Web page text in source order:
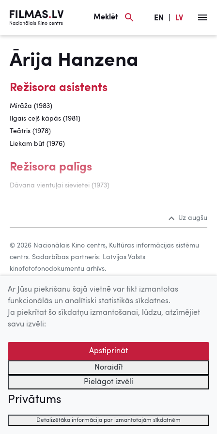
Meklēt EN LV
Ārija Hanzena
Režisora asistents
Mirāža (1983)
Ilgais ceļš kāpās (1981)
Teātris (1978)
Liekam būt (1976)
Režisora palīgs
Dāvana vientuļai sievietei (1973)
Uz augšu
© 2026 Nacionālais Kino centrs, Kultūras informācijas sistēmu
centrs. Sadarbības partneris: Latvijas Valsts
kinofotofonodokumentu arhīvs.
Ar Jūsu piekrišanu šajā vietnē var tikt izmantotas
funkcionālās un analītiski statistikās sīkdatnes.
Ja piekrītat šo sīkdatņu izmantošanai, lūdzu, atzīmējiet
savu izvēli:
Apstiprināt
Noraidīt
Pielāgot izvēli
Privātums
Detalizētāka informācija par izmantotajām sīkdatnēm